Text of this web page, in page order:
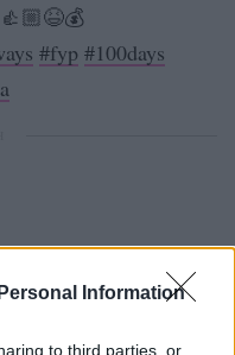
Information
to third parties, or
#fyp #100days